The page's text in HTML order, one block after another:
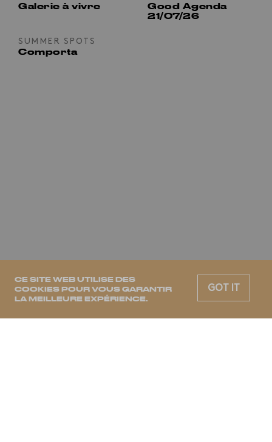
CE SITE WEB UTILISE DES
COOKIES POUR VOUS GARANTIR
LA MEILLEURE EXPÉRIENCE.
GOT IT
Galerie à vivre
Good Agenda
21/07/26
SUMMER SPOTS
Comporta